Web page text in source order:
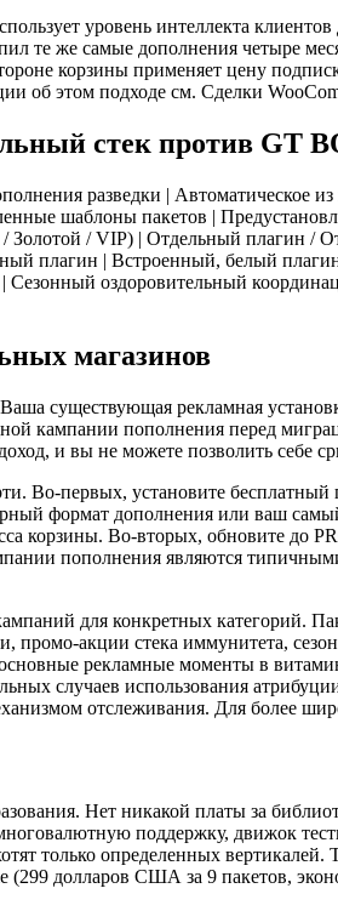
уровень интеллекта
те же самые дополнения четыре
корзины применяет цену
об этом подходе см. Сделки
стек против GT
разведки | Автоматическое из
шаблоны пакетов |
/ VIP) | Отдельный плагин /
плагин | Встроенный, белый
оздоровительный
магазинов
существующая рекламная
кампании пополнения перед
и вы не можете позволить себе
Во-первых, установите
формат дополнения или ваш
корзины. Во-вторых, обновите до
пополнения являются
для конкретных категорий.
акции стека иммунитета,
рекламные моменты в
случаев использования
отслеживания. Для более
Нет никакой платы за
поддержку, движок
только определенных
долларов США за 9 пакетов,